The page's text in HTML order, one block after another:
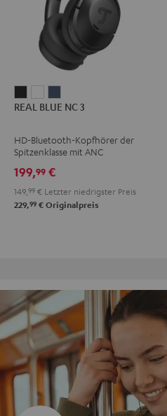
BLUE
3
Black
BLUE
3
White
BLUE
3
REAL BLUE NC 3
HD-Bluetooth-Kopfhörer der
Spitzenklasse mit ANC
199,99 €
149,99 € Letzter niedrigster Preis
229,99 € Originalpreis